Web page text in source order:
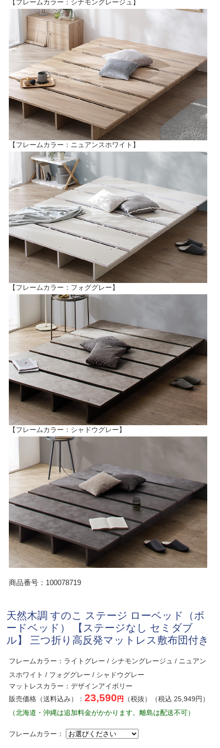
【フレームカラー：シナモングレージュ】
【フレームカラー：ニュアンスホワイト】
【フレームカラー：フォググレー】
【フレームカラー：シャドウグレー】
商品番号：100078719
天然木調 すのこ ステージ ローベッド（ボ
ードベッド） 【ステージなし セミダブ
ル】 三つ折り高反発マットレス敷布団付き
フレームカラー：ライトグレー / シナモングレージュ / ニュアン
スホワイト / フォググレー / シャドウグレー
マットレスカラー：デザインアイボリー
販売価格（送料込み）：23,590 円
（税抜）（税込 25,949円）
（北海道・沖縄は追加料金がかかります。離島は配送不可）
フレームカラー：